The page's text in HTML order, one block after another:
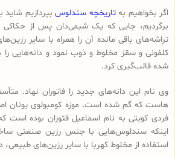
اگر بخواهیم بهتاریخچه سندلوس
برگردیم، جایی که یک شیمی‌دان پس از حکاکی
تراشه‌های باقی مانده آن را همراه با سایر
کلفونی و سقز مخلوط و ذوب نمود و دانه‌هایی را
شده قالب‌گیری کرد.
وی نام این دانه‌های جدید را فاتوران نهاد.
هاست که گم شده است. موزه کومبولوی یونان
فردی کویتی به نام اسماعیل فتوران بوده است
اینکه سندلوس‌هایی با جنس رزین صنعتی
استفاده از مخلوط کهربا با سایر رزین‌های